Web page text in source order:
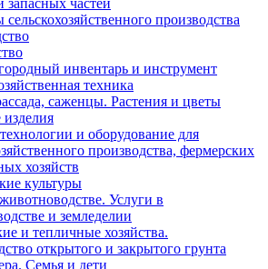
запасных частей
производства
инвентарь и инструмент
техника
саженцы. Растения и цветы
и оборудование для
производства, фермерских
хозяйств
культуры
Услуги в
и земледелии
и тепличные хозяйства.
открытого и закрытого грунта
Семья и дети